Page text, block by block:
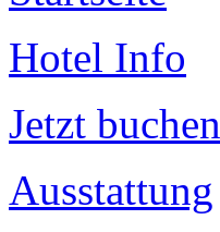
Hotel Info
Jetzt buchen
Ausstattung